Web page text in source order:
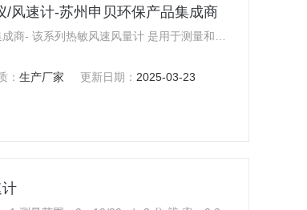
风速计-苏州申贝环保产品集成商
：生产厂家 更新日期： 2025-03-23